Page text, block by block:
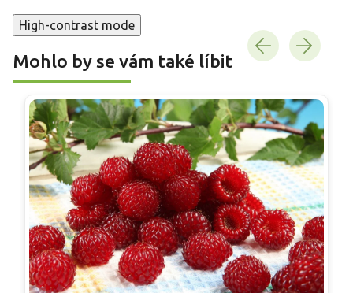
High-contrast mode
Mohlo by se vám také líbit